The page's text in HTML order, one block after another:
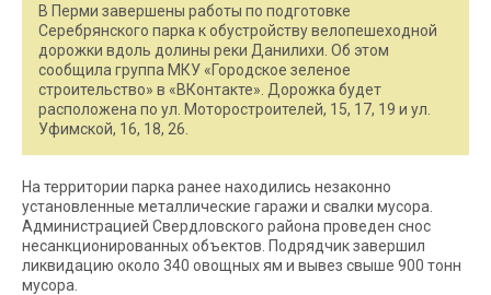
В Перми завершены работы по подготовке
Серебрянского парка к обустройству велопешеходной
дорожки вдоль долины реки Данилихи. Об этом
сообщила группа МКУ «Городское зеленое
строительство» в «ВКонтакте». Дорожка будет
расположена по ул. Моторостроителей, 15, 17, 19 и ул.
Уфимской, 16, 18, 26.
На территории парка ранее находились незаконно
установленные металлические гаражи и свалки мусора.
Администрацией Свердловского района проведен снос
несанкционированных объектов. Подрядчик завершил
ликвидацию около 340 овощных ям и вывез свыше 900 тонн
мусора.